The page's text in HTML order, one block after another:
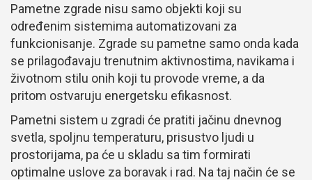
Pametne zgrade nisu samo objekti koji su
određenim sistemima automatizovani za
funkcionisanje. Zgrade su pametne samo onda kada
se prilagođavaju trenutnim aktivnostima, navikama i
životnom stilu onih koji tu provode vreme, a da
pritom ostvaruju energetsku efikasnost.
Pametni sistem u zgradi će pratiti jačinu dnevnog
svetla, spoljnu temperaturu, prisustvo ljudi u
prostorijama, pa će u skladu sa tim formirati
optimalne uslove za boravak i rad. Na taj način će se